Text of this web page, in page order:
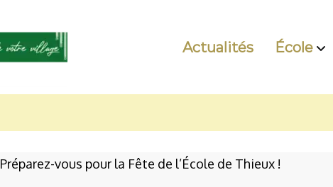
Actualités École
Préparez-vous pour la Fête de l’École de Thieux !